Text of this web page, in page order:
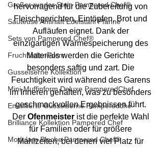
Großer runder Stein Pampered Chef®
Sauteuse Antihaft Edelstahl Pfanne
Sets von Pampered Chef®
Fruchtleder-Form
Gusseiserne Kollektion
Mini-Muffinform Deluxe PamperedChef
Emaillierte Gusseiserne Pamperedche
Brilliance Kollektion Pampered Chef
Modulare Bleche Pampered Chef®
hervorragend für die Zubereitung von
Fleischgerichten, Eintöpfen, Brot und
Aufläufen eignet. Dank der
einzigartigen Wärmespeicherung des
Materials werden die Gerichte
besonders saftig und zart. Die
Feuchtigkeit wird während des Garens
im Inneren gehalten, was zu besonders
geschmackvollen Ergebnissen führt.
Der Ofenmeister ist die perfekte Wahl
für Familien oder für größere
Mahlzeiten, bei denen viel Platz für